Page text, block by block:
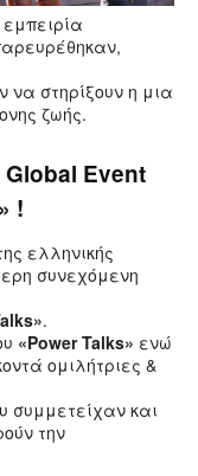
να στηρίξουν η μια
ζωής.
Event
!
ελληνικής
συνεχόμενη
.
«Power Talks» ενώ
ομιλήτριες &
συμμετείχαν και
την